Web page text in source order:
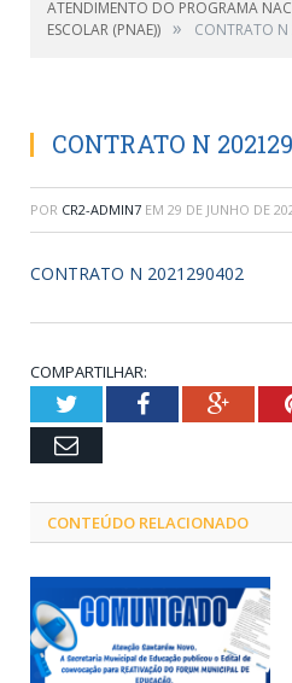
ATENDIMENTO DO PROGRAMA
ESCOLAR (PNAE)) » CONTRATO
CONTRATO N
POR CR2-ADMIN7 EM 29 DE JUNHO DE
CONTRATO N 2021290402
COMPARTILHAR:
TwitterFacebook
Email
CONTEÚDO RELACIONADO